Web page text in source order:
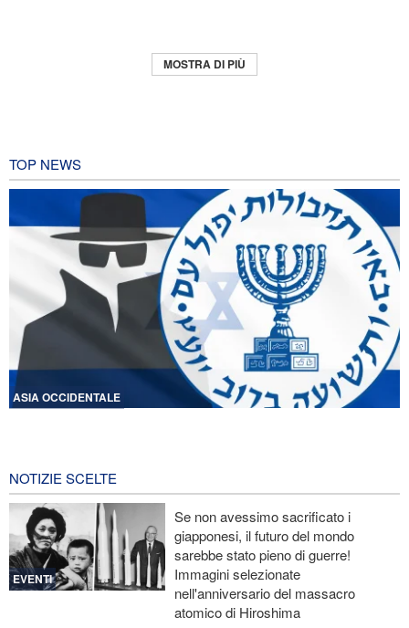
MOSTRA DI PIÙ
TOP NEWS
ASIA OCCIDENTALE
Lesioni traumatiche al cervello per oltre 700 militari statunitensi
negli attacchi dell’Iran
La risposta di Ghalibaf a Trump: La diplomazia teatrale in loop è
un fallimento
Ibn al-Reza: La tecnologia nazionale dell'Iran è superiore a
NOTIZIE SCELTE
EVENTI
Se non avessimo sacrificato i
giapponesi, il futuro del mondo
sarebbe stato pieno di guerre!
Immagini selezionate
nell'anniversario del massacro
atomico di Hiroshima